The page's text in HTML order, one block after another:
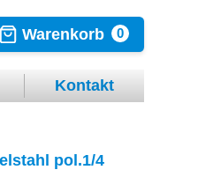
Warenkorb 0
Kontakt
pol.1/4